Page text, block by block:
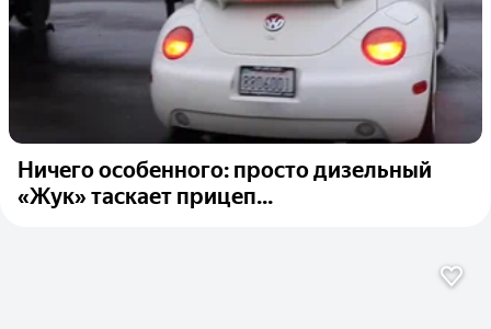
Ничего особенного: просто дизельный
«Жук» таскает прицеп...